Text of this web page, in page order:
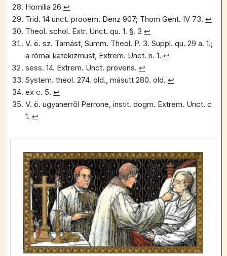
Homilia 26 ↩︎
Trid. 14 unct. prooem. Denz 907; Thom Gent. IV 73. ↩︎
Theol. schol. Extr. Unct. qu. 1. §. 3 ↩︎
V. ö. sz. Tamást, Summ. Theol. P. 3. Suppl. qu. 29 a. 1.;
a római katekizmust, Extrem. Unct. n. 1. ↩︎
sess. 14. Extrem. Unct. provens. ↩︎
System. theol. 274. old., másutt 280. old. ↩︎
ex c. 5. ↩︎
V. ö. ugyanerről Perrone, instit. dogm. Extrem. Unct. c
1. ↩︎